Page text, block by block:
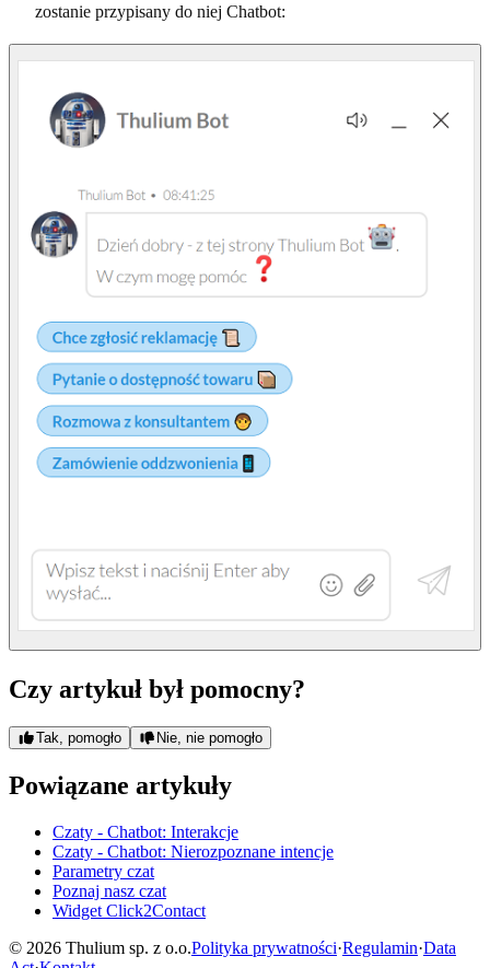
zostanie przypisany do niej Chatbot:
Czy artykuł był pomocny?
Tak, pomogło Nie, nie pomogło
Powiązane artykuły
Czaty - Chatbot: Interakcje
Czaty - Chatbot: Nierozpoznane intencje
Parametry czat
Poznaj nasz czat
Widget Click2Contact
© 2026 Thulium sp. z o.o.Polityka prywatności·Regulamin·Data